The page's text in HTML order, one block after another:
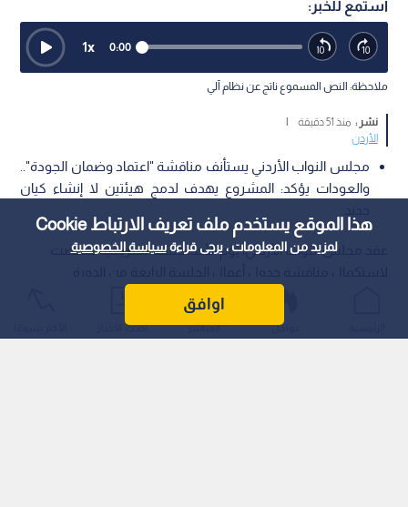
هذا الموقع يستخدم ملف تعريف الارتباط Cookie
لمزيد من المعلومات ، يرجى قراءةسياسة الخصوصية
اوافق
استمع للخبر:
0:00
1x
ملاحظة: النص المسموع ناتج عن نظام آلي
نشر : منذ 51 دقيقة
|
الأردن
مجلس النواب الأردني يستأنف مناقشة "اعتماد وضمان الجودة"..
والعودات يؤكد: المشروع يهدف لدمج هيئتين لا إنشاء كيان
عقد مجلس النواب الأردني، يوم الأحد، جلسة تشريعية خصصت
النواب خلال هذه الجلسة على قرار لجنة التربية والتعليم النيابية
المتضمن مشروع قانون هيئة الاعتماد وضمان الجودة لسنة 2026.
عواجل المباشر أحدث الأخبار